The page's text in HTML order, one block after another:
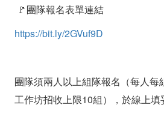
🚩團隊報名表單連結
https://bit.ly/2GVuf9D
團隊須兩人以上組隊報名（每人每
工作坊招收上限10組），於線上填